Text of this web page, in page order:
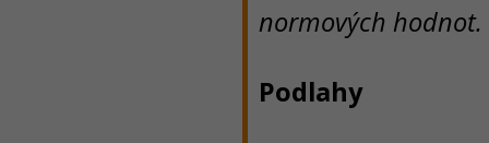
normových hodnot.
Podlahy